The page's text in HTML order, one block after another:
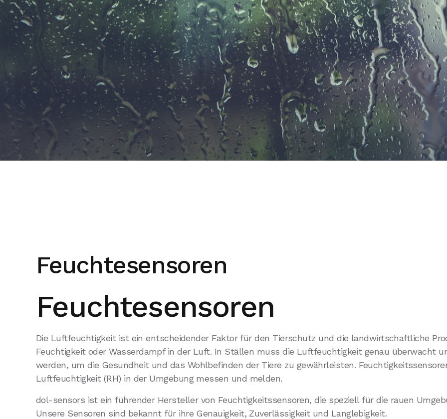
Feuchtesensoren
Feuchtesensoren
Die Luftfeuchtigkeit ist ein entscheidender Faktor für den Tierschutz und die landwirtschaftliche
Feuchtigkeit oder Wasserdampf in der Luft. In Ställen muss die Luftfeuchtigkeit genau überwacht
werden, um die Gesundheit und das Wohlbefinden der Tiere zu gewährleisten.
Luftfeuchtigkeit (RH) in der Umgebung messen und melden.
dol-sensors ist ein führender Hersteller von Feuchtigkeitssensoren, die speziell für die rauen
Unsere Sensoren sind bekannt für ihre Genauigkeit, Zuverlässigkeit und Langlebigkeit.